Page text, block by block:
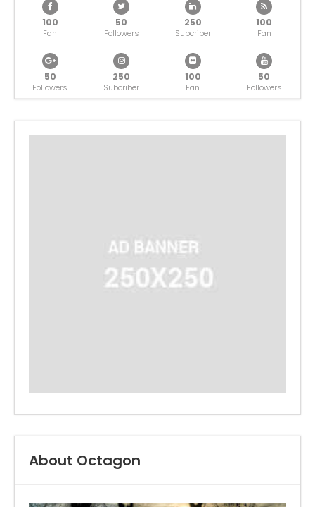
100
Fan
50
Followers
250
Subcriber
100
Fan
50
Followers
250
Subcriber
100
Fan
50
Followers
About Octagon